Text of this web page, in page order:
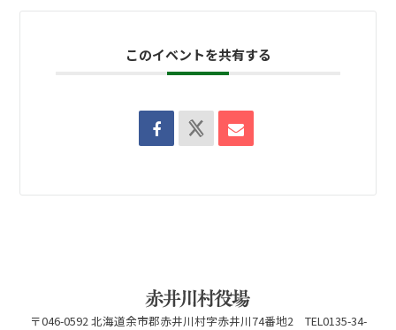
このイベントを共有する
〒046-0592 北海道余市郡赤井川村字赤井川74番地2 TEL0135-34-